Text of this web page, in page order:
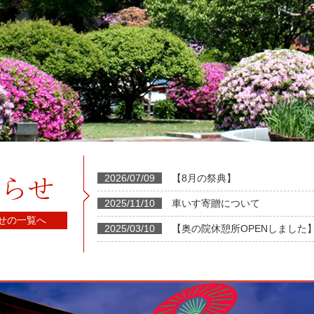
の一覧へ
2026/07/09 【8月の祭典】
2025/11/10 車いす寄贈について
2025/03/10 【奥の院休憩所OPENしました